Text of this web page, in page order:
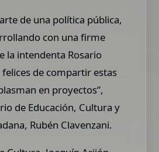
de una política pública,
con una firme
la intendenta Rosario
de compartir estas
en proyectos”,
de Educación, Cultura y
Rubén Clavenzani.